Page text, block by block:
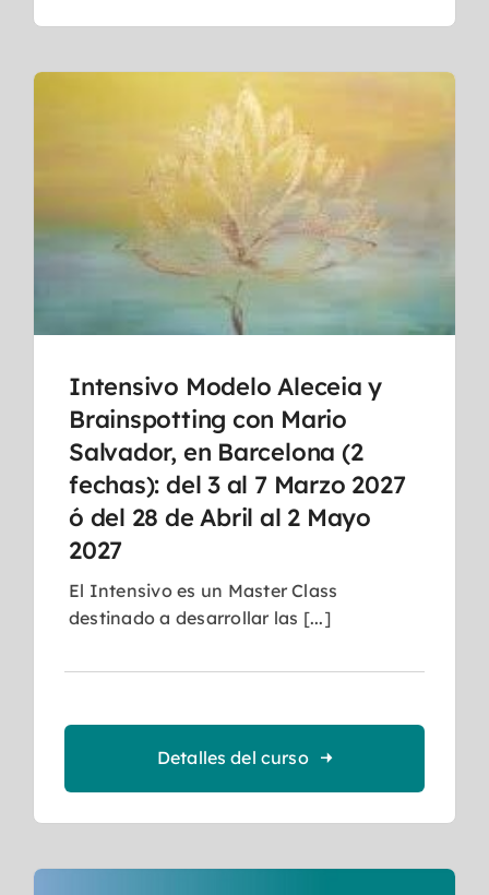
Intensivo Modelo Aleceia y
Brainspotting con Mario
Salvador, en Barcelona (2
fechas): del 3 al 7 Marzo 2027
ó del 28 de Abril al 2 Mayo
2027
El Intensivo es un Master Class
destinado a desarrollar las [...]
Detalles del curso